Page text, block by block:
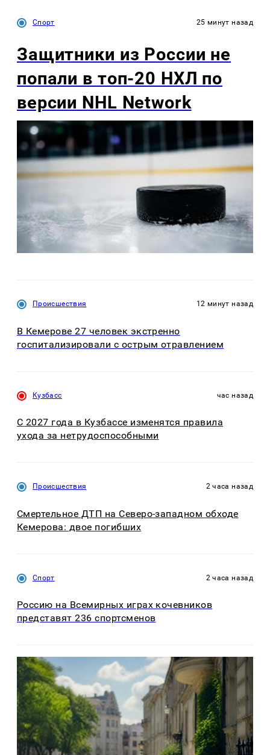
Спорт 25 минут назад
Защитники из России не
попали в топ-20 НХЛ по
версии NHL Network
Происшествия 12 минут назад
В Кемерове 27 человек экстренно
госпитализировали с острым отравлением
Кузбасс час назад
С 2027 года в Кузбассе изменятся правила
ухода за нетрудоспособными
Происшествия 2 часа назад
Смертельное ДТП на Северо-западном обходе
Кемерова: двое погибших
Спорт 2 часа назад
Россию на Всемирных играх кочевников
представят 236 спортсменов